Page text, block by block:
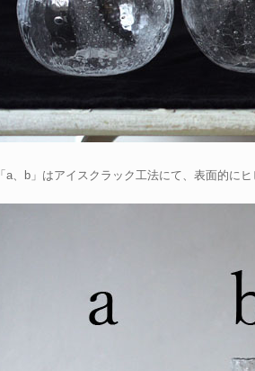
「a、b」はアイスクラック工法にて、表面的に